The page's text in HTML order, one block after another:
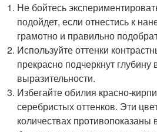
Не бойтесь
подойдет, если отнестись к
грамотно и правильно
Используйте оттенки
прекрасно подчеркнут глубину
выразительности.
Избегайте обилия красно-
серебристых оттенков. Эти
количествах